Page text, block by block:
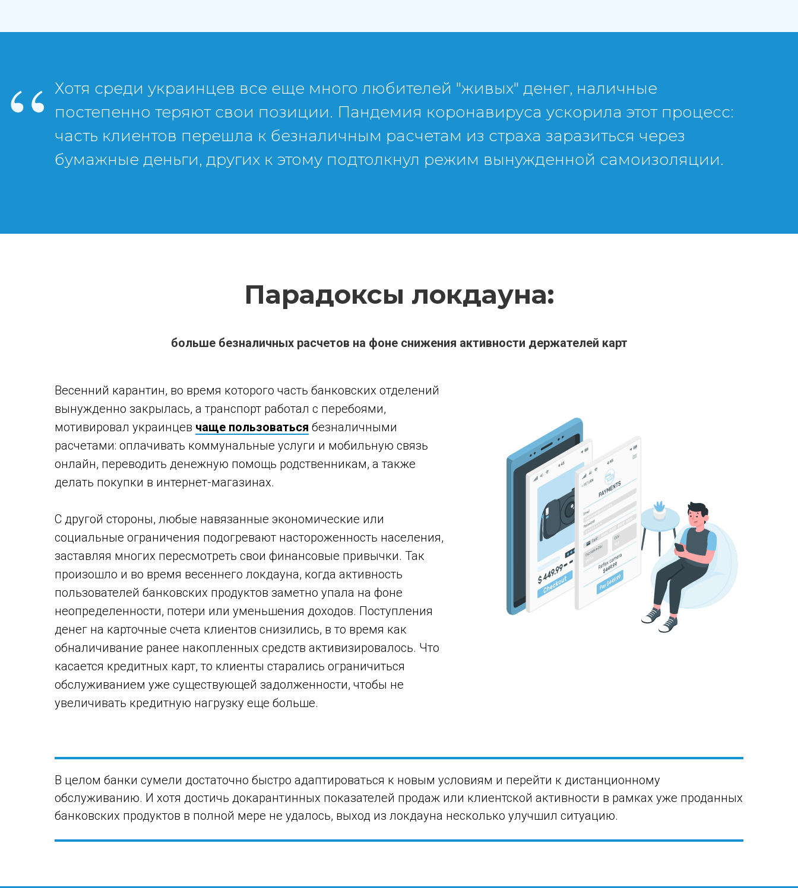
“ Хотя среди украинцев все еще много любителей "живых" денег, наличные
постепенно теряют свои позиции. Пандемия коронавируса ускорила этот процесс:
часть клиентов перешла к безналичным расчетам из страха заразиться через
бумажные деньги, других к этому подтолкнул режим вынужденной самоизоляции.
Парадоксы локдауна:
больше безналичных расчетов на фоне снижения активности держателей карт
Весенний карантин, во время которого часть банковских отделений
вынужденно закрылась, а транспорт работал с перебоями,
мотивировал украинцев чаще пользоваться безналичными
расчетами: оплачивать коммунальные услуги и мобильную связь
онлайн, переводить денежную помощь родственникам, а также
делать покупки в интернет-магазинах.
С другой стороны, любые навязанные экономические или
социальные ограничения подогревают настороженность населения,
заставляя многих пересмотреть свои финансовые привычки. Так
произошло и во время весеннего локдауна, когда активность
пользователей банковских продуктов заметно упала на фоне
неопределенности, потери или уменьшения доходов. Поступления
денег на карточные счета клиентов снизились, в то время как
обналичивание ранее накопленных средств активизировалось. Что
касается кредитных карт, то клиенты старались ограничиться
обслуживанием уже существующей задолженности, чтобы не
увеличивать кредитную нагрузку еще больше.
В целом банки сумели достаточно быстро адаптироваться к новым условиям и перейти к дистанционному
обслуживанию. И хотя достичь докарантинных показателей продаж или клиентской активности в рамках уже проданных
банковских продуктов в полной мере не удалось, выход из локдауна несколько улучшил ситуацию.